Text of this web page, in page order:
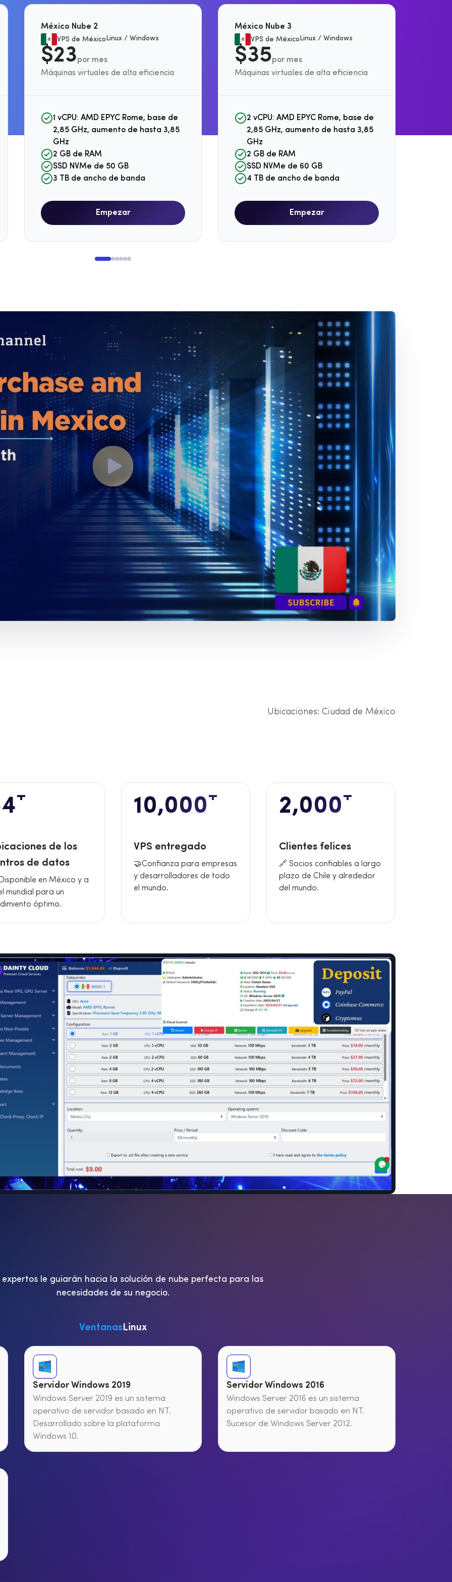
en París, Lyon y Marsella. Ancho
IPv4 en Ámsterdam, Róterdam y
México Nube 2
VPS de MéxicoLinux / Windows
$23por mes
Máquinas virtuales de alta eficiencia
1 vCPU: AMD EPYC Rome, base de
2,85 GHz, aumento de hasta 3,85
GHz
2 GB de RAM
SSD NVMe de 50 GB
3 TB de ancho de banda
Empezar
México Nube 3
VPS de MéxicoLinux / Windows
$35por mes
Máquinas virtuales de alta eficiencia
2 vCPU: AMD EPYC Rome, base de
2,85 GHz, aumento de hasta 3,85
GHz
2 GB de RAM
SSD NVMe de 60 GB
4 TB de ancho de banda
Empezar
Ubicaciones: Ciudad de México
+
de los
de datos
en México y a
mundial para un
óptimo.
10,000+
VPS entregado
🤝Confianza para empresas
y desarrolladores de todo
el mundo.
2,000+
Clientes felices
🔗 Socios confiables a largo
plazo de Chile y alrededor
del mundo.
expertos le guiarán hacia la solución de nube perfecta para las
necesidades de su negocio.
Ventanas Linux
Servidor Windows 2019
Windows Server 2019 es un sistema
operativo de servidor basado en NT.
Desarrollado sobre la plataforma
Windows 10.
Servidor Windows 2016
Windows Server 2016 es un sistema
operativo de servidor basado en NT.
Sucesor de Windows Server 2012.